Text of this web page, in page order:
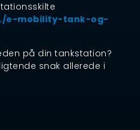
e-mobility-tank-og-
på din tankstation?
snak allerede i